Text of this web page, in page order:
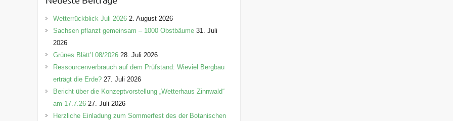
g
o
r
e
n
Wetterrückblick Juli 2026 2. August 2026
Sachsen pflanzt gemeinsam – 1000 Obstbäume 31. Juli
2026
Grünes Blätt’l 08/2026 28. Juli 2026
Ressourcenverbrauch auf dem Prüfstand: Wieviel Bergbau
erträgt die Erde? 27. Juli 2026
Bericht über die Konzeptvorstellung „Wetterhaus Zinnwald“
am 17.7.26 27. Juli 2026
Herzliche Einladung zum Sommerfest des der Botanischen